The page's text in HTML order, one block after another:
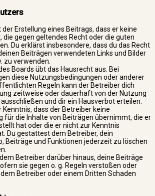
der Erstellung eines Beitrags, dass er keine
die gegen geltendes Recht oder die guten
Du erklärst insbesondere, dass du das Recht
Beiträgen verwendeten Links und Bilder
zu verwenden.
Boards übt das Hausrecht aus. Bei
diese Nutzungsbedingungen oder anderer
Regeln kann der Betreiber dich
zeitweise oder dauerhaft von der Nutzung
und dir ein Hausverbot erteilen.
Kenntnis, dass der Betreiber keine
für die Inhalte von Beiträgen übernimmt, die er
hat oder die er nicht zur Kenntnis
Du gestattest dem Betreiber, dein
Beiträge und Funktionen jederzeit zu löschen
Betreiber darüber hinaus, deine Beiträge
sie gegen o. g. Regeln verstoßen oder
Betreiber oder einem Dritten Schaden